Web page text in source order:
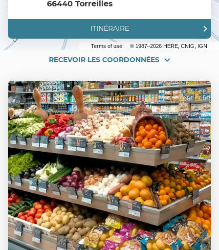
Terms of use © 1987–2026 HERE, CNIG, IGN
vente
66440 Torreilles
ITINÉRAIRE
JUSQU'AU
POINT
DE
UTILE
RECEVOIR LES COORDONNÉES
RECEVOIR
COORDONNÉES